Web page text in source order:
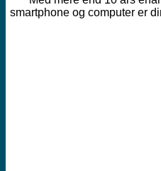
smartphone og computer er